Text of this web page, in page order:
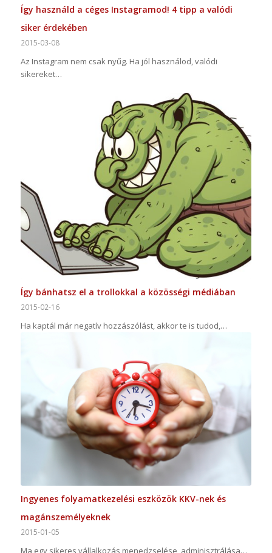
Így használd a céges Instagramod! 4 tipp a valódi
siker érdekében
2015-03-08
Az Instagram nem csak nyűg. Ha jól használod, valódi
sikereket…
Így bánhatsz el a trollokkal a közösségi médiában
2015-02-16
Ha kaptál már negatív hozzászólást, akkor te is tudod,…
Ingyenes folyamatkezelési eszközök KKV-nek és
magánszemélyeknek
2015-01-05
Ma egy sikeres vállalkozás menedzselése, adminisztrálása…